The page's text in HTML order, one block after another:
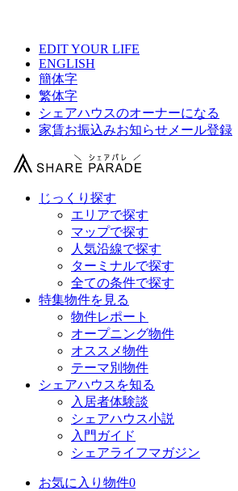
EDIT YOUR LIFE
ENGLISH
簡体字
繁体字
シェアハウスのオーナーになる
家賃お振込みお知らせメール登録
じっくり探す
エリアで探す
マップで探す
人気沿線で探す
ターミナルで探す
全ての条件で探す
特集物件を見る
物件レポート
オープニング物件
オススメ物件
テーマ別物件
シェアハウスを知る
入居者体験談
シェアハウス小説
入門ガイド
シェアライフマガジン
お気に入り物件0